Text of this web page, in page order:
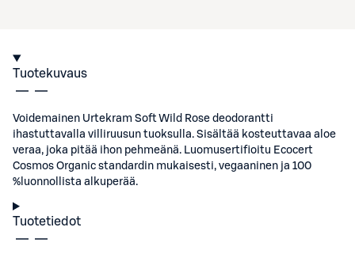
Tuotekuvaus
Voidemainen Urtekram Soft Wild Rose deodorantti
ihastuttavalla villiruusun tuoksulla. Sisältää kosteuttavaa aloe
veraa, joka pitää ihon pehmeänä. Luomusertifioitu Ecocert
Cosmos Organic standardin mukaisesti, vegaaninen ja 100
%luonnollista alkuperää.
Tuotetiedot